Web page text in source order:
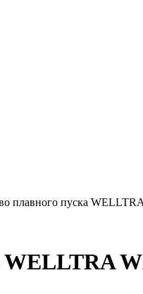
плавного пуска
WELLTRA